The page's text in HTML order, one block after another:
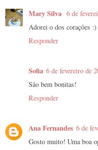
Mary Silva 6 de
Adorei o dos corações :)
Responder
Sofia 6 de fevereiro de
São bem bonitas!
Responder
Ana Fernandes 6 de
Gosto muito! Uma boa